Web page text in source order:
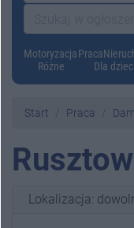
MotoryzacjaPraca
Różne
Dla dzieci
Start Praca
Lokalizacja: